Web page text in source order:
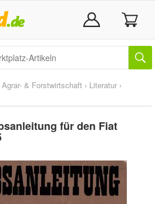
Agrar- & Forstwirtschaft › Literatur ›
für den Fiat